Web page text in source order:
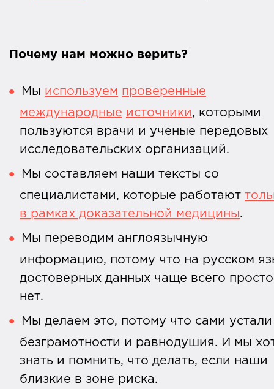
Почему нам можно верить?
Мы используем проверенные
международные источники, которыми
пользуются врачи и ученые передовых
исследовательских организаций.
Мы составляем наши тексты со
специалистами, которые работают
в рамках доказательной медицины.
Мы переводим англоязычную
информацию, потому что на русском
достоверных данных чаще всего просто
нет.
Мы делаем это, потому что сами устали
безграмотности и равнодушия. И мы
знать и помнить, что делать, если наши
близкие в зоне риска.